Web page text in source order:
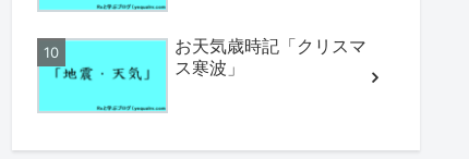
お天気歳時記「クリスマ
ス寒波」